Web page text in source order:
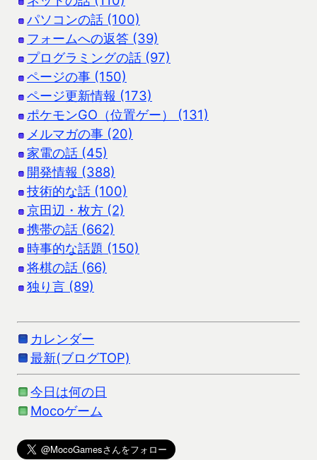
パソコンの話 (100)
フォームへの返答 (39)
プログラミングの話 (97)
ページの事 (150)
ページ更新情報 (173)
ポケモンGO（位置ゲー） (131)
メルマガの事 (20)
家電の話 (45)
開発情報 (388)
技術的な話 (100)
京田辺・枚方 (2)
携帯の話 (662)
時事的な話題 (150)
将棋の話 (66)
独り言 (89)
カレンダー
最新(ブログTOP)
今日は何の日
Mocoゲーム